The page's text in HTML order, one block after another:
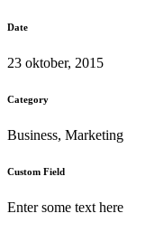
Date
23 oktober, 2015
Category
Business, Marketing
Custom Field
Enter some text here